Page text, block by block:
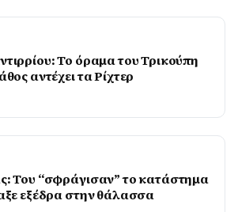
Το όραμα του Τρικούπη
αντέχει τα Ρίχτερ
εξέδρα στην θάλασσα